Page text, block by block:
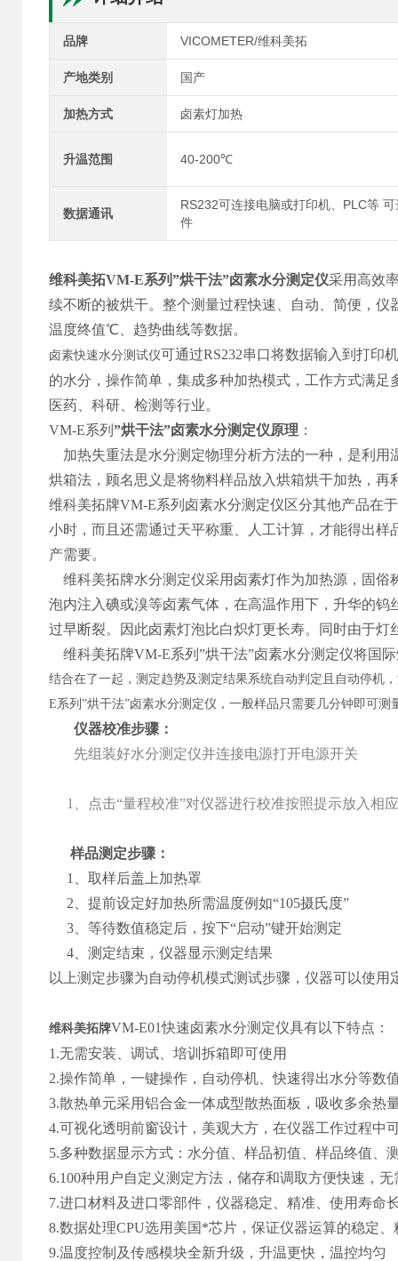
品牌 VICOMETER/维科美拓
产地类别 国产
加热方式 卤素灯加热
升温范围 40-200℃
数据通讯
RS232可连接电脑或打印机、PLC等
件
维科美拓VM-E系列”烘干法”卤素水分测定仪采用高效
续不断的被烘干。整个测量过程快速、自动、简便，
温度终值℃、趋势曲线等数据。
卤素快速水分测试仪可通过RS232串口将数据输入到打印
的水分，操作简单，集成多种加热模式，工作方式满
医药、科研、检测等行业。
VM-E系列 ”烘干法”卤素水分测定仪原理 ：
加热失重法是水分测定物理分析方法的一种，是利用
烘箱法，顾名思义是将物料样品放入烘箱烘干加热，
维科美拓牌VM-E系列卤素水分测定仪区分其他产品在
小时，而且还需通过天平称重、人工计算，才能得出
产需要。
维科美拓牌水分测定仪采用卤素灯作为加热源，固俗
泡内注入碘或溴等卤素气体，在高温作用下，升华的
过早断裂。因此卤素灯泡比白炽灯更长寿。同时由于
维科美拓牌VM-E系列”烘干法”卤素水分测定仪将国
结合在了一起，测定趋势及测定结果系统自动判定且自动停机
E系列”烘干法”卤素水分测定仪，一般样品只需要几分钟即可
仪器校准步骤：
先组装好水分测定仪并连接电源打开电源开关
1 、点击“量程校准”对仪器进行校准按照提示放入相
样品测定步骤：
1、取样后盖上加热罩
2、提前设定好加热所需温度例如“105摄氏度”
3、等待数值稳定后，按下“启动”键开始测定
4、测定结束，仪器显示测定结果
以上测定步骤为自动停机模式测试步骤，仪器可以使
维科美拓牌VM-E01快速卤素水分测定仪具有以下特点：
1.无需安装、调试、培训拆箱即可使用
2.操作简单，一键操作，自动停机、快速得出水分等数
3.散热单元采用铝合金一体成型散热面板，吸收多余热
4.可视化透明前窗设计，美观大方，在仪器工作过程中
5.多种数据显示方式：水分值、样品初值、样品终值、
6.100种用户自定义测定方法，储存和调取方便快速，
7.进口材料及进口零部件，仪器稳定、精准、使用寿命
8.数据处理CPU选用美国*芯片，保证仪器运算的稳定、
9.温度控制及传感模块全新升级，升温更快，温控均匀